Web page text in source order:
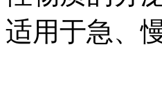
适用于急